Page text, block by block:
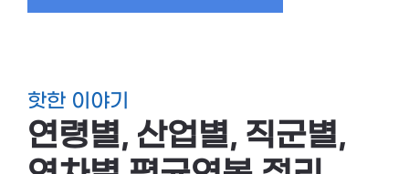
핫한 이야기
연령별, 산업별, 직군별,